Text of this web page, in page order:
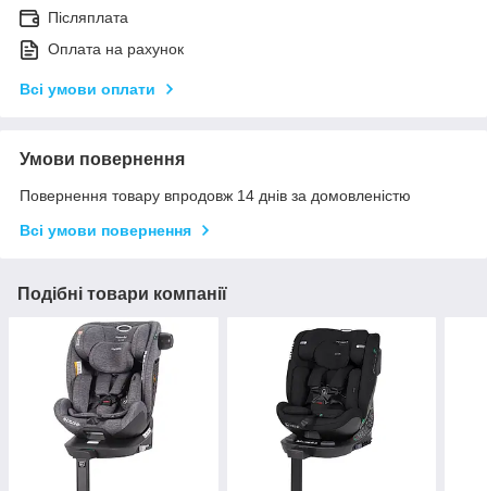
Післяплата
Оплата на рахунок
Всі умови оплати
Умови повернення
Повернення товару впродовж 14 днів за домовленістю
Всі умови повернення
Подібні товари компанії